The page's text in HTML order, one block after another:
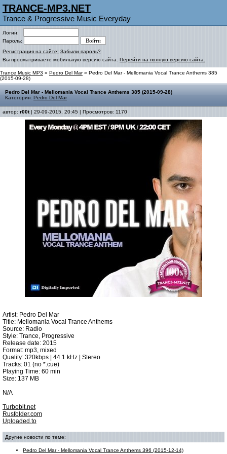
TRANCE-MP3.NET
Trance & Progressive Music Everyday
Логин:
Пароль:
Регистрация на сайте! Забыли пароль?
Вы просматриваете мобильную версию сайта. Перейти на полную версию сайта.
Trance Music MP3 » Pedro Del Mar» Pedro Del Mar - Mellomania Vocal Trance Anthems 385
(2015-09-28)
Pedro Del Mar - Mellomania Vocal Trance Anthems 385 (2015-09-28)
Категория: Pedro Del Mar
автор: r00t| 29-09-2015, 20:45 | Просмотров: 1170
Artist: Pedro Del Mar
Title: Mellomania Vocal Trance Anthems
Source: Radio
Style: Trance, Progressive
Release date: 2015
Format: mp3, mixed
Quality: 320kbps | 44.1 kHz | Stereo
Tracks: 01 (no *.cue)
Playing Time: 60 min
Size: 137 MB
N/A
Turbobit.net
Rusfolder.com
Uploaded.to
Другие новости по теме:
Pedro Del Mar - Mellomania Vocal Trance Anthems 396 (2015-12-14)